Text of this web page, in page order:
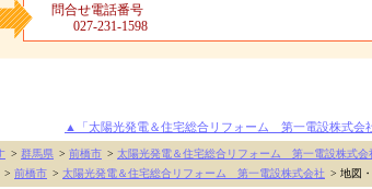
問合せ電話番号
027-231-1598
▲「太陽光発電＆住宅総合リフォーム 第一電設株式会
> 群馬県 > 前橋市 > 太陽光発電＆住宅総合リフォーム 第一電設株式会
> 前橋市 > 太陽光発電＆住宅総合リフォーム 第一電設株式会社 > 地図